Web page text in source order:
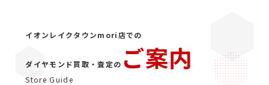
イオンレイクタウンmori店での
ダイヤモンド買取・査定の ご案内
Store Guide